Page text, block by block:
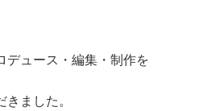
デュース・編集・制作を
ました。